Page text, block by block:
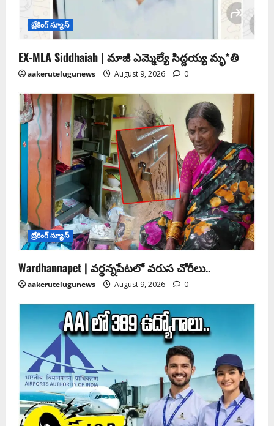
బ్రేకింగ్ న్యూస్
EX-MLA Siddhaiah | మాజీ ఎమ్మెల్యే సిద్దయ్య మృ*తి
aakerutelugunews August 9, 2026 0
బ్రేకింగ్ న్యూస్
Wardhannapet | వర్ధన్నపేటలో వరుస చోరీలు..
aakerutelugunews August 9, 2026 0